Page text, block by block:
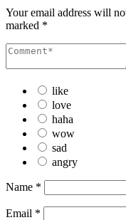
Your email address will
marked *
like
love
haha
wow
sad
angry
Name *
Email *